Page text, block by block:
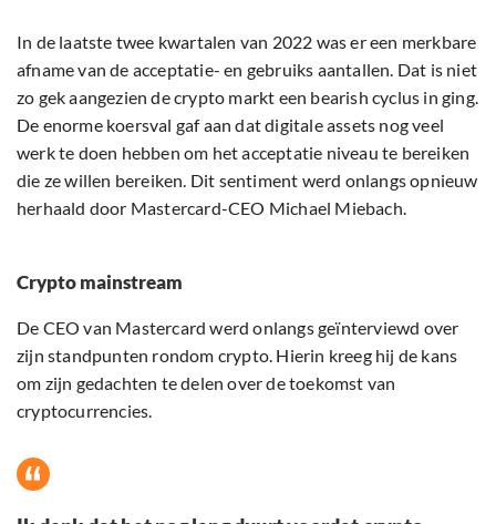
In de laatste twee kwartalen van 2022 was er een merkbare
afname van de acceptatie- en gebruiks aantallen. Dat is niet
zo gek aangezien de crypto markt een bearish cyclus in ging.
De enorme koersval gaf aan dat digitale assets nog veel
werk te doen hebben om het acceptatie niveau te bereiken
die ze willen bereiken. Dit sentiment werd onlangs opnieuw
herhaald door Mastercard-CEO Michael Miebach.
Crypto mainstream
De CEO van Mastercard werd onlangs geïnterviewd over
zijn standpunten rondom crypto. Hierin kreeg hij de kans
om zijn gedachten te delen over de toekomst van
cryptocurrencies.